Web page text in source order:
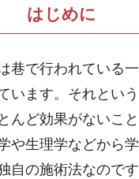
はじめに
巷で行われている
います。それという
んど効果がないこ
や生理学などから
自の施術法なので